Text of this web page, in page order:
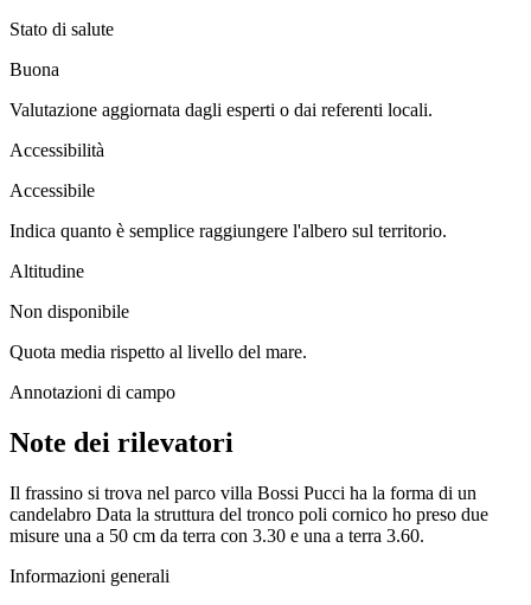
Stato di salute
Buona
Valutazione aggiornata dagli esperti o dai referenti locali.
Accessibilità
Accessibile
Indica quanto è semplice raggiungere l'albero sul territorio.
Altitudine
Non disponibile
Quota media rispetto al livello del mare.
Annotazioni di campo
Note dei rilevatori
Il frassino si trova nel parco villa Bossi Pucci ha la forma di un
candelabro Data la struttura del tronco poli cornico ho preso due
misure una a 50 cm da terra con 3.30 e una a terra 3.60.
Informazioni generali